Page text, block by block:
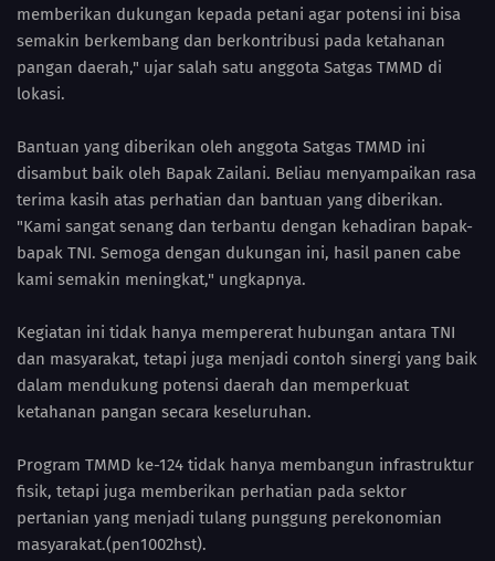
memberikan dukungan kepada petani agar potensi ini bisa
semakin berkembang dan berkontribusi pada ketahanan
pangan daerah," ujar salah satu anggota Satgas TMMD di
lokasi.
Bantuan yang diberikan oleh anggota Satgas TMMD ini
disambut baik oleh Bapak Zailani. Beliau menyampaikan rasa
terima kasih atas perhatian dan bantuan yang diberikan.
"Kami sangat senang dan terbantu dengan kehadiran bapak-
bapak TNI. Semoga dengan dukungan ini, hasil panen cabe
kami semakin meningkat," ungkapnya.
Kegiatan ini tidak hanya mempererat hubungan antara TNI
dan masyarakat, tetapi juga menjadi contoh sinergi yang baik
dalam mendukung potensi daerah dan memperkuat
ketahanan pangan secara keseluruhan.
Program TMMD ke-124 tidak hanya membangun infrastruktur
fisik, tetapi juga memberikan perhatian pada sektor
pertanian yang menjadi tulang punggung perekonomian
masyarakat.(pen1002hst).